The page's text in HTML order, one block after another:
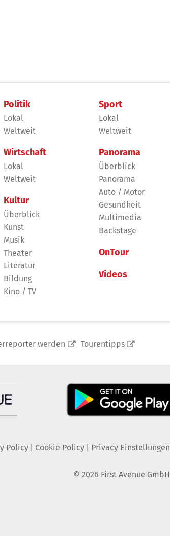
Politik
Lokal
Weltweit
Wirtschaft
Lokal
Weltweit
Kultur
Überblick
Kunst
Musik
Theater
Literatur
Bildung
Kino / TV
Sport
Lokal
Weltweit
Panorama
Überblick
Panorama
Auto / Motor
Gesundheit
Multimedia
Backstage
OnTour
Videos
werden Tourentipps
Policy| Cookie Policy| Privacy Einstellungen
© 2026 First Avenue GmbH